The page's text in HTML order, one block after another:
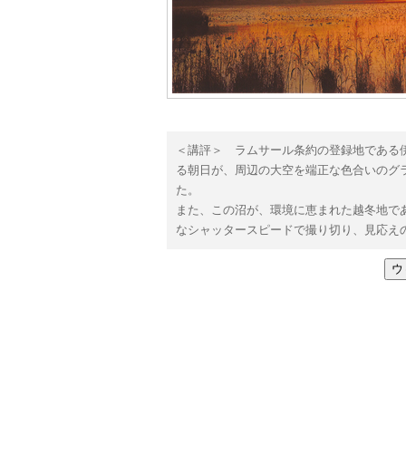
＜講評＞ ラムサール条約の登録地である
る朝日が、周辺の大空を端正な色合いの
た。
また、この沼が、環境に恵まれた越冬地
なシャッタースピードで撮り切り、見応え